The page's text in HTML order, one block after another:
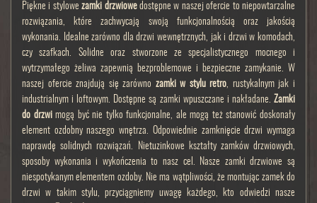
Piękne i stylowezamki drzwiowedostępne w naszej ofercie to niepowtarzalne
rozwiązania, które zachwycają swoją funkcjonalnością oraz jakością
wykonania. Idealne zarówno dla drzwi wewnętrznych, jak i drzwi w komodach,
czy szafkach. Solidne oraz stworzone ze specjalistycznego mocnego i
wytrzymałego żeliwa zapewnią bezproblemowe i bezpieczne zamykanie. W
naszej ofercie znajdują się zarówno zamki w stylu retro, rustykalnym jak i
industrialnym i loftowym. Dostępne są zamki wpuszczane i nakładane. Zamki
do drzwimogą być nie tylko funkcjonalne, ale mogą też stanowić doskonały
element ozdobny naszego wnętrza. Odpowiednie zamknięcie drzwi wymaga
naprawdę solidnych rozwiązań. Nietuzinkowe kształty zamków drzwiowych,
sposoby wykonania i wykończenia to nasz cel. Nasze zamki drzwiowe są
niespotykanym elementem ozdoby. Nie ma wątpliwości, że montując zamek do
drzwi w takim stylu, przyciągniemy uwagę każdego, kto odwiedzi nasze